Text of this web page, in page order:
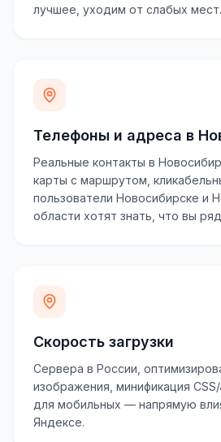
лучшее, уходим от слабых мест.
Телефоны и адреса в
Реальные контакты в
карты с маршрутом,
пользователи Новосибирске и
области хотят знать, что вы
Скорость загрузки
Сервера в России,
изображения, минификация
для мобильных — напрямую
Яндексе.